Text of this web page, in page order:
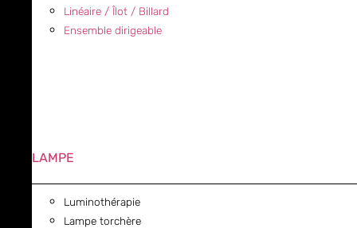
Linéaire / Îlot / Billard
Ensemble dirigeable
LAMPE
Luminothérapie
Lampe torchère